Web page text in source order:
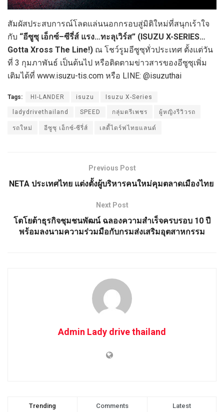
สัมผัสประสบการณ์โลดแล่นนอกกรอบสู่มิติใหม่ที่สนุกเร้าใจ
กับ “อีซูซุ เอ็กซ์–ซีรี่ส์ แรง…ทะลุเวิร์ส” (ISUZU X-SERIES…
Gotta Xross The Line!) ณ โชว์รูมอีซูซุทั่วประเทศ ตั้งแต่วัน
ที่ 3 กุมภาพันธ์ เป็นต้นไป หรือติดตามข่าวสารของอีซูซุเพิ่ม
เติมได้ที่ www.isuzu-tis.com หรือ LINE: @isuzuthai
Tags: HI-LANDER isuzu Isuzu X-Series
ladydrivethailand SPEED กลุ่มตรีเพชร ผู้หญิงรีวิวรถ
รถใหม่ อีซูซุ เอ็กซ์-ซีรี่ส์ เลดี้ไดร์ฟไทยแลนด์
Previous Post
NETA ประเทศไทย แต่งตั้งผู้บริหารคนใหม่คุมตลาดเมืองไทย
Next Post
โตโยต้าธุรกิจชุมชนพัฒน์ ฉลองความสำเร็จครบรอบ 10 ปี
พร้อมลงนามความร่วมมือกับกรมส่งเสริมอุตสาหกรรม
Admin Lady drive thailand
Trending Comments Latest